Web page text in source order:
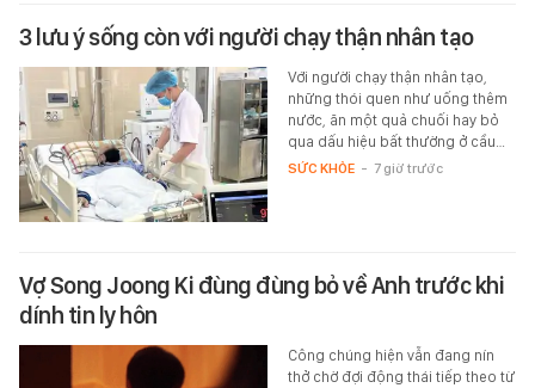
3 lưu ý sống còn với người chạy thận nhân tạo
Với người chạy thận nhân tạo,
những thói quen như uống thêm
nước, ăn một quả chuối hay bỏ
qua dấu hiệu bất thường ở cầu…
SỨC KHỎE - 7 giờ trước
Vợ Song Joong Ki đùng đùng bỏ về Anh trước khi
dính tin ly hôn
Công chúng hiện vẫn đang nín
thở chờ đợi động thái tiếp theo từ